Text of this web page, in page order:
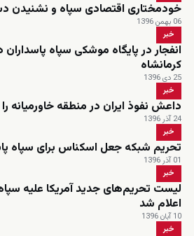
خودمختاری اقتصادی سپاه و نشنیدن
06 بهمن 1396
خبر
انفجار در پایگاه موشکی سپاه
کرمانشاه
25 دی 1396
خبر
داعش نفوذ ایران در منطقه خاورمیانه
24 آذر 1396
خبر
تحریم شبکه جعل اسکناس برای سپاه
01 آذر 1396
خبر
لیست تحریم‌های جدید آمریکا علیه
اعلام شد
10 آبان 1396
خبر